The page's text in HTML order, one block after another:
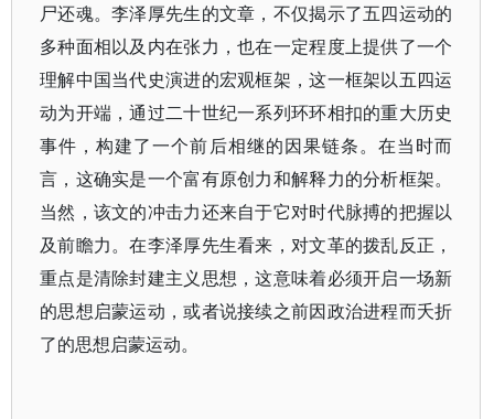
尸还魂。李泽厚先生的文章，不仅揭示了五四运动的
多种面相以及内在张力，也在一定程度上提供了一个
理解中国当代史演进的宏观框架，这一框架以五四运
动为开端，通过二十世纪一系列环环相扣的重大历史
事件，构建了一个前后相继的因果链条。在当时而
言，这确实是一个富有原创力和解释力的分析框架。
当然，该文的冲击力还来自于它对时代脉搏的把握以
及前瞻力。在李泽厚先生看来，对文革的拨乱反正，
重点是清除封建主义思想，这意味着必须开启一场新
的思想启蒙运动，或者说接续之前因政治进程而夭折
了的思想启蒙运动。